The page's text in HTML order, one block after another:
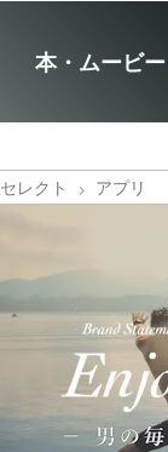
本・ムービ
セレクト アプリ